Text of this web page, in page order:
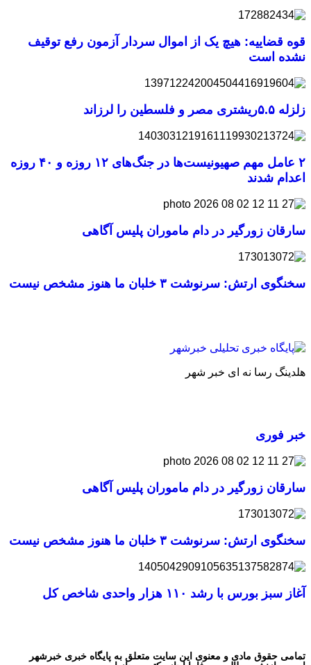
قوه قضاییه: هیچ یک از اموال سردار آزمون رفع توقیف
نشده است
زلزله ۵.۵ریشتری مصر و فلسطین را لرزاند
۲ عامل مهم صهیونیست‌ها در جنگ‌های ۱۲ روزه و ۴۰ روزه
اعدام شدند
سارقان زورگیر در دام ماموران پلیس آگاهی
سخنگوی ارتش: سرنوشت ۳ خلبان ما هنوز مشخص نیست
هلدینگ رسا نه ای خبر شهر
خبر فوری
سارقان زورگیر در دام ماموران پلیس آگاهی
سخنگوی ارتش: سرنوشت ۳ خلبان ما هنوز مشخص نیست
آغاز سبز بورس با رشد ۱۱۰ هزار واحدی شاخص کل
تمامی حقوق مادی و معنوی این سایت متعلق به پایگاه خبری خبرشهر